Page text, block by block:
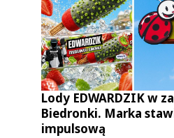
Lody EDWARDZIK w
Biedronki. Marka
impulsową